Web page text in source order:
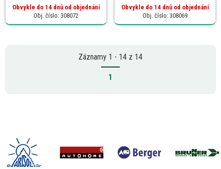
Obvykle do 14 dnů od objednání
Obj. číslo: 308072
Obvykle do 14 dnů od objednání
Obj. číslo: 308069
Záznamy 1 - 14 z 14
1